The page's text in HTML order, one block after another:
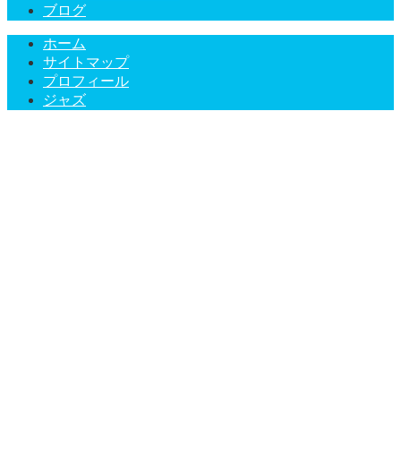
ブログ
ホーム
サイトマップ
プロフィール
ジャズ